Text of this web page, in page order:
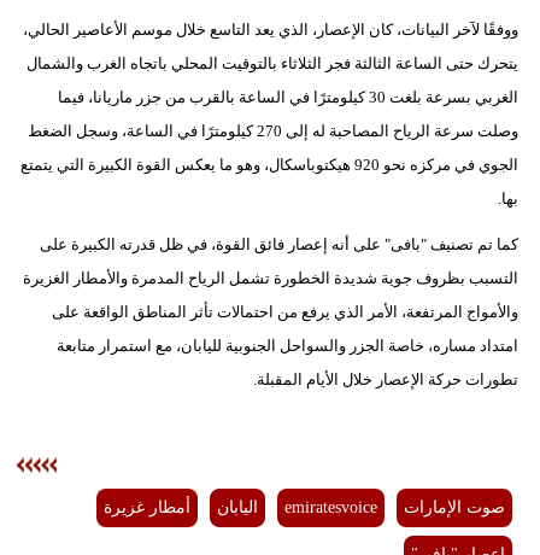
ووفقًا لآخر البيانات، كان الإعصار، الذي يعد التاسع خلال موسم الأعاصير الحالي،
يتحرك حتى الساعة الثالثة فجر الثلاثاء بالتوقيت المحلي باتجاه الغرب والشمال
الغربي بسرعة بلغت 30 كيلومترًا في الساعة بالقرب من جزر ماريانا، فيما
وصلت سرعة الرياح المصاحبة له إلى 270 كيلومترًا في الساعة، وسجل الضغط
الجوي في مركزه نحو 920 هيكتوباسكال، وهو ما يعكس القوة الكبيرة التي يتمتع
بها.
كما تم تصنيف "بافى" على أنه إعصار فائق القوة، في ظل قدرته الكبيرة على
التسبب بظروف جوية شديدة الخطورة تشمل الرياح المدمرة والأمطار الغزيرة
والأمواج المرتفعة، الأمر الذي يرفع من احتمالات تأثر المناطق الواقعة على
امتداد مساره، خاصة الجزر والسواحل الجنوبية لليابان، مع استمرار متابعة
تطورات حركة الإعصار خلال الأيام المقبلة.
صوت الإمارات emiratesvoice اليابان أمطار غزيرة